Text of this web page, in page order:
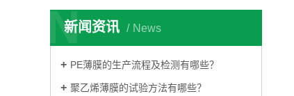
新闻资讯 News
N
PE薄膜的生产流程及检测有哪些？
聚乙烯薄膜的试验方法有哪些？